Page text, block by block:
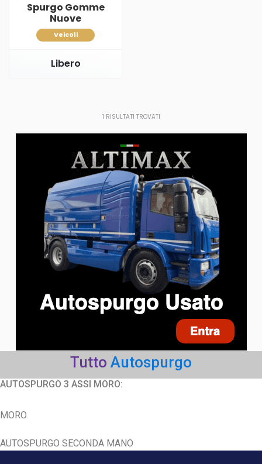
Spurgo Gomme
Nuove
Veicoli
Libero
1 RISULTATI TROVATI
Tutto Autospurgo
AUTOSPURGO 3 ASSI MORO:
MORO
AUTOSPURGO SECONDA MANO